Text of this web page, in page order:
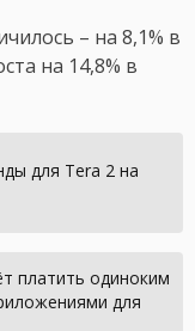
– на 8,1% в
на 14,8% в
для Tera 2 на
платить одиноким
для